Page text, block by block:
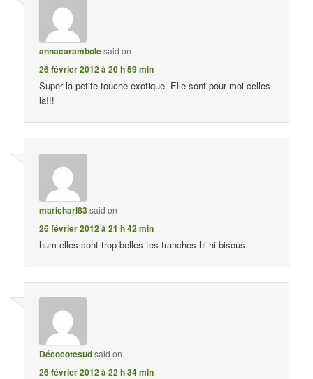
annacarambolesaid on
26 février 2012 à 20 h 59 min
Super la petite touche exotique. Elle sont pour moi celles
là!!!
maricharl83said on
26 février 2012 à 21 h 42 min
hum elles sont trop belles tes tranches hi hi bisous
Décocotesudsaid on
26 février 2012 à 22 h 34 min